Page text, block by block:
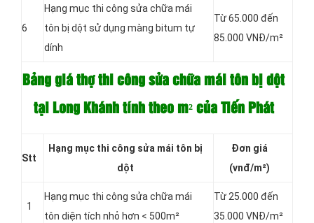
6
Hạng mục thi công sửa chữa mái
tôn bị dột sử dụng màng bitum tự
dính
Từ 65.000 đến
85.000 VNĐ/m²
Bảng giá thợ thi công sửa chữa mái tôn bị dột
tại Long Khánh tính theo m² của Tiến Phát
Stt
Hạng mục thi công sửa mái tôn bị
dột
Đơn giá
(vnđ/m²)
1
Hạng mục thi công sửa chữa mái
tôn diện tích nhỏ hơn < 500m²
Từ 25.000 đến
35.000 VNĐ/m²